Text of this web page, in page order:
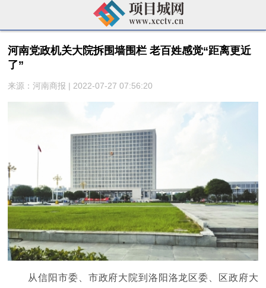
河南党政机关大院拆围墙围栏 老百姓感觉“距离更近
了”
来源：河南商报 | 2022-07-27 07:56:20
从信阳市委、市政府大院到洛阳洛龙区委、区政府大